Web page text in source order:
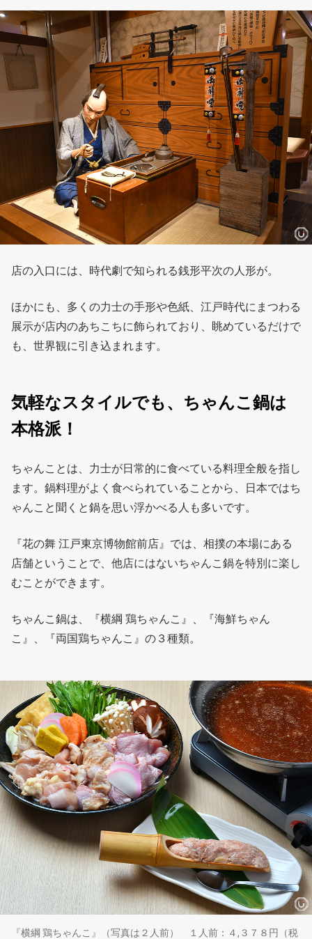
店の入口には、時代劇で知られる銭形平次の人形が。
ほかにも、多くの力士の手形や色紙、江戸時代にまつわる
展示が店内のあちこちに飾られており、眺めているだけで
も、世界観に引き込まれます。
気軽なスタイルでも、ちゃんこ鍋は
本格派！
ちゃんことは、力士が日常的に食べている料理全般を指し
ます。鍋料理がよく食べられていることから、日本ではち
ゃんこと聞くと鍋を思い浮かべる人も多いです。
『花の舞 江戸東京博物館前店』では、相撲の本場にある
店舗ということで、他店にはないちゃんこ鍋を特別に楽し
むことができます。
ちゃんこ鍋は、『横綱 鶏ちゃんこ』、『海鮮ちゃん
こ』、『両国鶏ちゃんこ』の３種類。
『横綱 鶏ちゃんこ』（写真は２人前） １人前：４,３７８円（税